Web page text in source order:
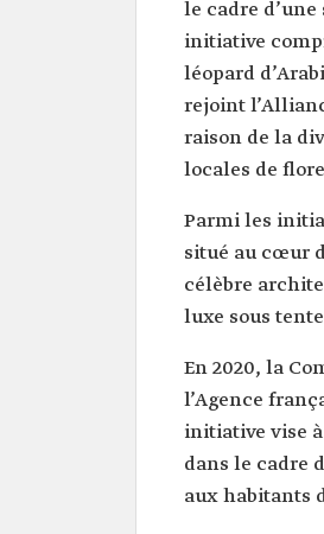
le cadre
initiative
léopard
rejoint
raison de la
locales de
Parmi les
situé au cœur
célèbre
luxe sous
En 2020, la
l’Agence
initiative vise
dans le cadre
aux habitants